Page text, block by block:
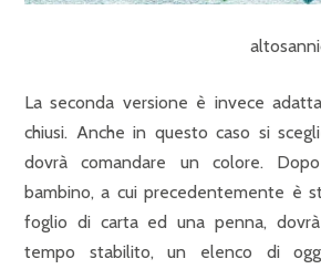
La seconda versione è invece
chiusi. Anche in questo caso si
dovrà comandare un colore.
bambino, a cui precedentemente è
foglio di carta ed una penna,
tempo stabilito, un elenco di